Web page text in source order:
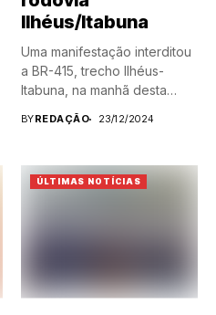
Ilhéus/Itabuna
Uma manifestação interditou
a BR-415, trecho Ilhéus-
Itabuna, na manhã desta
BYREDAÇÃO 23/12/2024
ÚLTIMAS NOTÍCIAS